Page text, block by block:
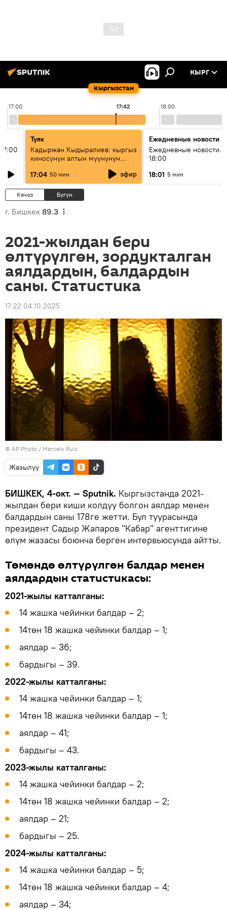
Кыргызстан
КЫРГ
17:00 18:00
17:42
Туяк
Кадыржан Кыдыралиев: кыргыз
киносунун алтын муунунун
17:04 50 мин эфир
Ежедневные новости
Ежедневные новости.
18:00
18:01 5 мин
Кечээ Бүгүн
г. Бишкек 89.3
2021-жылдан бери
өлтүрүлгөн, зордукталган
аялдардын, балдардын
саны. Статистика
17:22 04.10.2025
© AP Photo / Marcelo Ruiz
Жазылуу
БИШКЕК, 4-окт. — Sputnik. Кыргызстанда 2021-
жылдан бери киши колдуу болгон аялдар менен
балдардын саны 178ге жетти. Бул туурасында
президент Садыр Жапаров "Кабар" агенттигине
өлүм жазасы боюнча берген интервьюсунда айтты.
Төмөндө өлтүрүлгөн балдар менен
аялдардын статистикасы:
2021-жылы катталганы:
14 жашка чейинки балдар – 2;
14төн 18 жашка чейинки балдар – 1;
аялдар – 36;
бардыгы – 39.
2022-жылы катталганы:
14 жашка чейинки балдар – 1;
14төн 18 жашка чейинки балдар – 1;
аялдар – 41;
бардыгы – 43.
2023-жылы катталганы:
14 жашка чейинки балдар – 2;
14төн 18 жашка чейинки балдар – 2;
аялдар – 21;
бардыгы – 25.
2024-жылы катталганы:
14 жашка чейинки балдар – 5;
14төн 18 жашка чейинки балдар – 4;
аялдар – 34;